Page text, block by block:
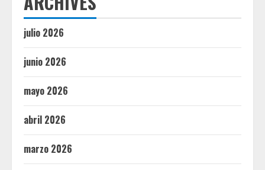
julio 2026
junio 2026
mayo 2026
abril 2026
marzo 2026